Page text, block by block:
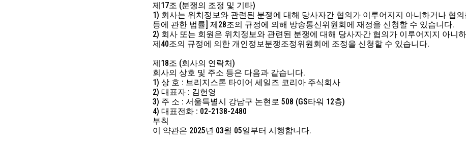
제17조 (분쟁의 조정 및 기타)
1) 회사는 위치정보와 관련된 분쟁에 대해 당사자간 협의가 이루어지지 아니하거나 협
등에 관한 법률] 제28조의 규정에 의해 방송통신위원회에 재정을 신청할 수 있습니다.
2) 회사 또는 회원은 위치정보와 관련된 분쟁에 대해 당사자간 협의가 이루어지지 아니
제40조의 규정에 의한 개인정보분쟁조정위원회에 조정을 신청할 수 있습니다.
제18조 (회사의 연락처)
회사의 상호 및 주소 등은 다음과 같습니다.
1) 상 호 : 브리지스톤 타이어 세일즈 코리아 주식회사
2) 대표자 : 김헌영
3) 주 소 : 서울특별시 강남구 논현로 508 (GS타워 12층)
4) 대표전화 : 02-2138-2480
부칙
이 약관은 2025년 03월 05일부터 시행합니다.